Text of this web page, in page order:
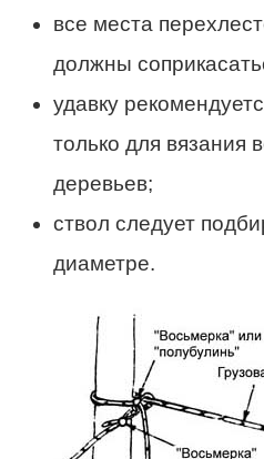
все места
должны
удавку
только для вязания
деревьев;
ствол следует
диаметре.